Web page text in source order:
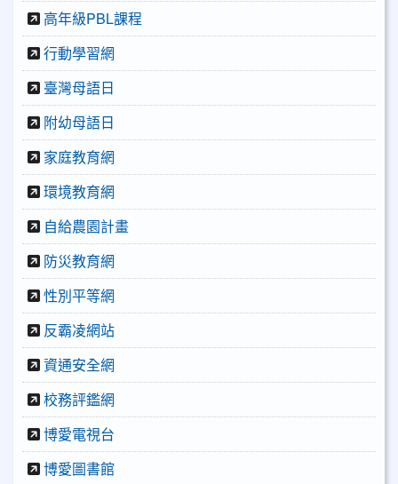
高年級PBL課程
行動學習網
臺灣母語日
附幼母語日
家庭教育網
環境教育網
自給農園計畫
防災教育網
性別平等網
反霸凌網站
資通安全網
校務評鑑網
博愛電視台
博愛圖書館